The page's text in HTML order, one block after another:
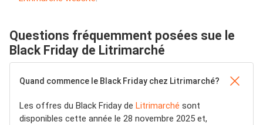
Questions fréquemment posées sue le
Black Friday de Litrimarché
Quand commence le Black Friday chez Litrimarché?
Les offres du Black Friday de Litrimarché sont
disponibles cette année le 28 novembre 2025 et,